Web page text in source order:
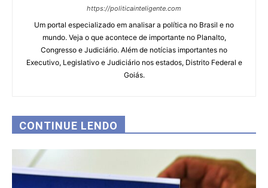
https://politicainteligente.com
Um portal especializado em analisar a política no Brasil e no
mundo. Veja o que acontece de importante no Planalto,
Congresso e Judiciário. Além de notícias importantes no
Executivo, Legislativo e Judiciário nos estados, Distrito Federal e
Goiás.
CONTINUE LENDO